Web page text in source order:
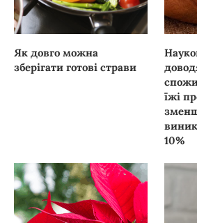
Як довго можна
зберігати готові страви
їжі
10%